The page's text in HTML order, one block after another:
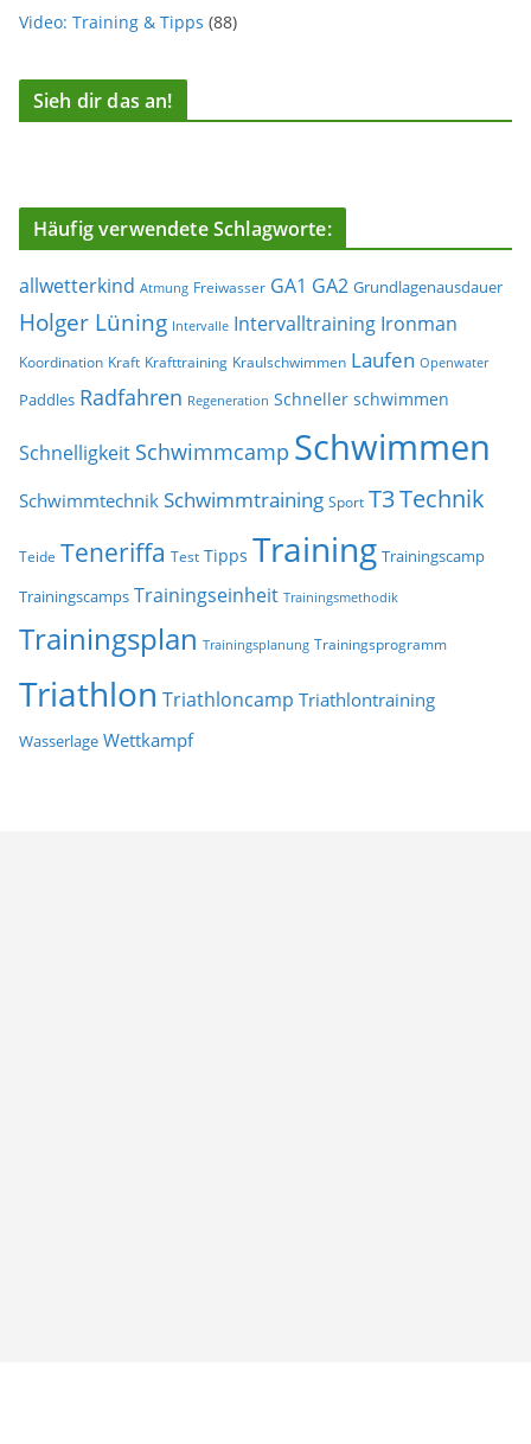
Video: Training & Tipps (88)
Sieh dir das an!
Häufig verwendete Schlagworte:
allwetterkind Atmung Freiwasser GA1 GA2 Grundlagenausdauer
Holger Lüning Intervalle Intervalltraining Ironman
Koordination Kraft Krafttraining Kraulschwimmen Laufen Openwater
Paddles Radfahren Regeneration Schneller schwimmen
Schnelligkeit Schwimmcamp Schwimmen
Schwimmtechnik Schwimmtraining Sport T3Technik
Teide Teneriffa Test Tipps Training Trainingscamp
Trainingscamps Trainingseinheit Trainingsmethodik
Trainingsplan Trainingsplanung Trainingsprogramm
Triathlon Triathloncamp Triathlontraining
Wasserlage Wettkampf